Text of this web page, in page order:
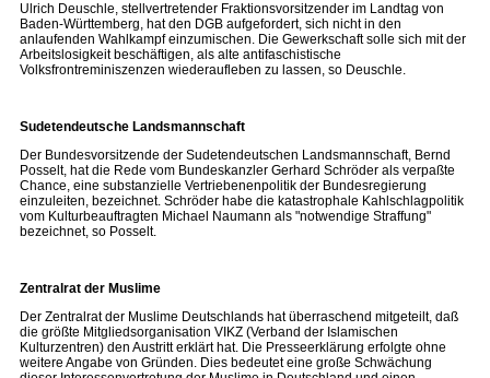
Ulrich Deuschle, stellvertretender Fraktionsvorsitzender im Landtag von
Baden-Württemberg, hat den DGB aufgefordert, sich nicht in den
anlaufenden Wahlkampf einzumischen. Die Gewerkschaft solle sich mit der
Arbeitslosigkeit beschäftigen, als alte antifaschistische
Volksfrontreminiszenzen wiederaufleben zu lassen, so Deuschle.
Sudetendeutsche Landsmannschaft
Der Bundesvorsitzende der Sudetendeutschen Landsmannschaft, Bernd
Posselt, hat die Rede vom Bundeskanzler Gerhard Schröder als verpaßte
Chance, eine substanzielle Vertriebenenpolitik der Bundesregierung
einzuleiten, bezeichnet. Schröder habe die katastrophale Kahlschlagpolitik
vom Kulturbeauftragten Michael Naumann als "notwendige Straffung"
bezeichnet, so Posselt.
Zentralrat der Muslime
Der Zentralrat der Muslime Deutschlands hat überraschend mitgeteilt, daß
die größte Mitgliedsorganisation VIKZ (Verband der Islamischen
Kulturzentren) den Austritt erklärt hat. Die Presseerklärung erfolgte ohne
weitere Angabe von Gründen. Dies bedeutet eine große Schwächung